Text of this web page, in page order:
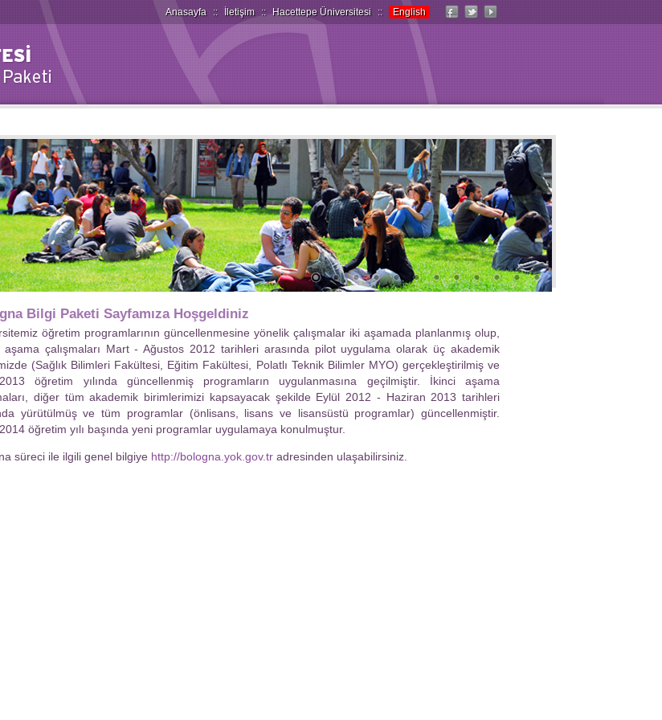
Anasayfa :: İletişim :: Hacettepe Üniversitesi :: English
Bilgi Paketi Sayfamıza Hoşgeldiniz
öğretim programlarının güncellenmesine yönelik çalışmalar iki aşamada planlanmış olup,
aşama çalışmaları Mart - Ağustos 2012 tarihleri arasında pilot uygulama olarak üç akademik
(Sağlık Bilimleri Fakültesi, Eğitim Fakültesi, Polatlı Teknik Bilimler MYO) gerçekleştirilmiş ve
öğretim yılında güncellenmiş programların uygulanmasına geçilmiştir. İkinci aşama
diğer tüm akademik birimlerimizi kapsayacak şekilde Eylül 2012 - Haziran 2013 tarihleri
yürütülmüş ve tüm programlar (önlisans, lisans ve lisansüstü programlar) güncellenmiştir.
öğretim yılı başında yeni programlar uygulamaya konulmuştur.
süreci ile ilgili genel bilgiye http://bologna.yok.gov.tr adresinden ulaşabilirsiniz.